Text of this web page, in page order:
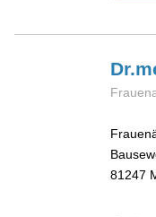
81247